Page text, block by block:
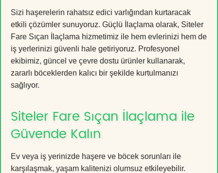
Sizi haşerelerin rahatsız edici varlığından kurtaracak
etkili çözümler sunuyoruz. Güçlü İlaçlama olarak, Siteler
Fare Sıçan İlaçlama hizmetimiz ile hem evlerinizi hem de
iş yerlerinizi güvenli hale getiriyoruz. Profesyonel
ekibimiz, güncel ve çevre dostu ürünler kullanarak,
zararlı böceklerden kalıcı bir şekilde kurtulmanızı
sağlıyor.
Siteler Fare Sıçan İlaçlama ile
Güvende Kalın
Ev veya iş yerinizde haşere ve böcek sorunları ile
karşılaşmak, yaşam kalitenizi olumsuz etkileyebilir.